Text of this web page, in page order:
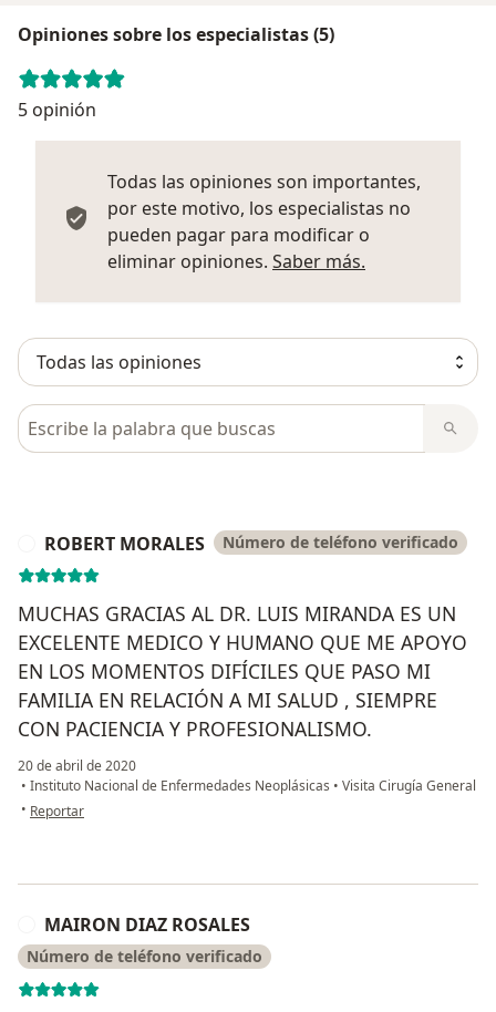
Opiniones sobre los especialistas (5)
5 opinión
Todas las opiniones son importantes,
por este motivo, los especialistas no
pueden pagar para modificar o
eliminar opiniones. Saber más.
Busca en opiniones
ROBERT MORALES Número de teléfono verificado
MUCHAS GRACIAS AL DR. LUIS MIRANDA ES UN
EXCELENTE MEDICO Y HUMANO QUE ME APOYO
EN LOS MOMENTOS DIFÍCILES QUE PASO MI
FAMILIA EN RELACIÓN A MI SALUD , SIEMPRE
CON PACIENCIA Y PROFESIONALISMO.
20 de abril de 2020
• Instituto Nacional de Enfermedades Neoplásicas • Visita Cirugía General
• en opinión del usuario ROBERT MORALES
Reportar
MAIRON DIAZ ROSALES
Número de teléfono verificado